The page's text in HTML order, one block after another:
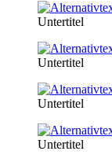
Untertitel
Untertitel
Untertitel
Untertitel